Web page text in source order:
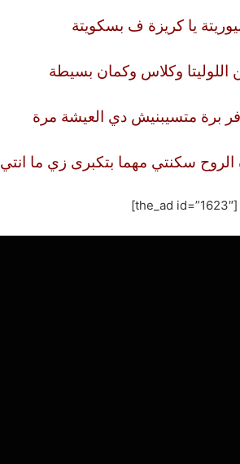
يا كريزة ف بسكويتة
اللوليتا وكلاس وكمان بسيطة
برة متسيبنيش دي العيشة مرة
سكنتي مهما بتكبرى زي ما انتي
[the_ad id=”1623″]